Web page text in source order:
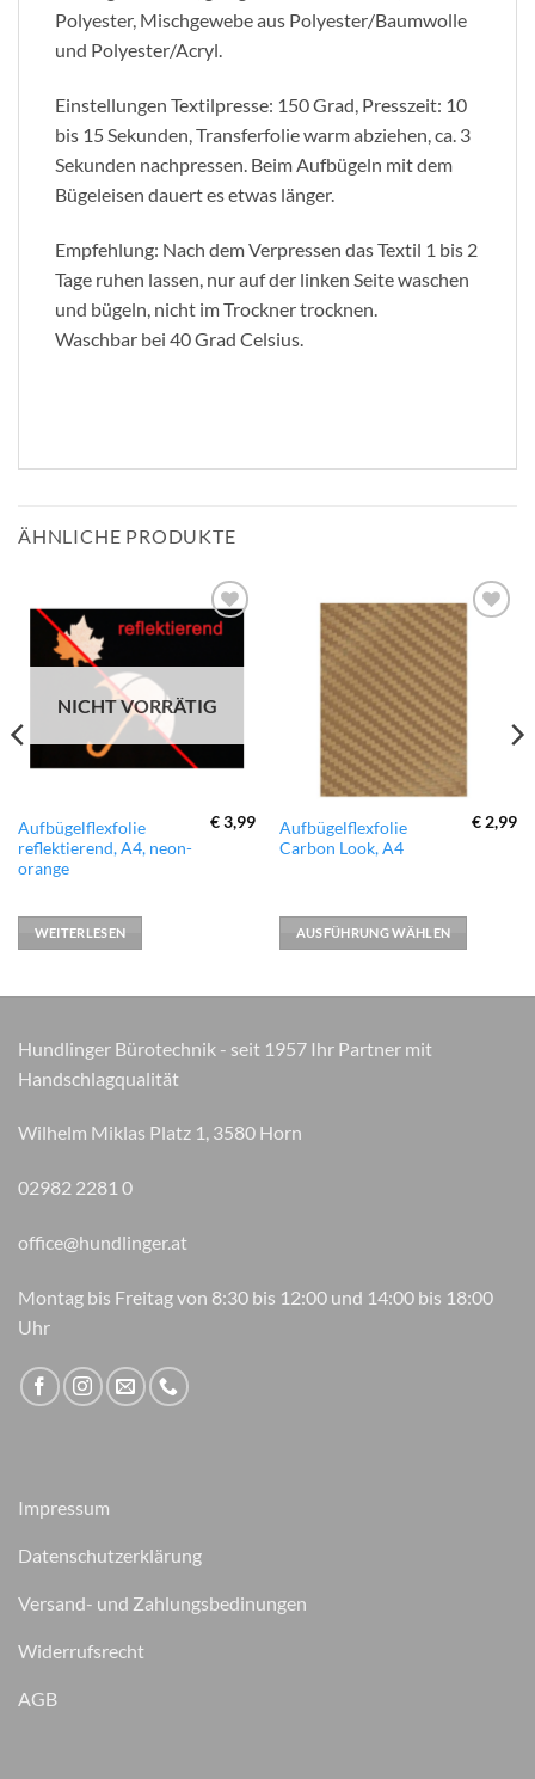
Polyester, Mischgewebe aus Polyester/Baumwolle
und Polyester/Acryl.
Einstellungen Textilpresse: 150 Grad, Presszeit: 10
bis 15 Sekunden, Transferfolie warm abziehen, ca. 3
Sekunden nachpressen. Beim Aufbügeln mit dem
Bügeleisen dauert es etwas länger.
Empfehlung: Nach dem Verpressen das Textil 1 bis 2
Tage ruhen lassen, nur auf der linken Seite waschen
und bügeln, nicht im Trockner trocknen.
Waschbar bei 40 Grad Celsius.
ÄHNLICHE PRODUKTE
zur
hinzufügen
NICHT VORRÄTIG
Aufbügelflexfolie
reflektierend, A4, neon-
orange
€3,99
WEITERLESEN
zur
Wunschliste
hinzufügen
Aufbügelflexfolie
Carbon Look, A4
€ 2,99
AUSFÜHRUNG WÄHLEN
Dieses
Produkt
Varianten
auf.
Optionen
auf
gewählt
Hundlinger Bürotechnik - seit 1957 Ihr Partner mit
Handschlagqualität
Wilhelm Miklas Platz 1, 3580 Horn
02982 2281 0
office@hundlinger.at
Montag bis Freitag von 8:30 bis 12:00 und 14:00 bis 18:00
Uhr
Impressum
Datenschutzerklärung
Versand- und Zahlungsbedinungen
Widerrufsrecht
AGB